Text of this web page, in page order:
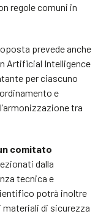
regole comuni in
prevede anche
Artificial Intelligence
per ciascuno
e
tra
comitato
dalla
tecnica e
potrà inoltre
materiali di sicurezza